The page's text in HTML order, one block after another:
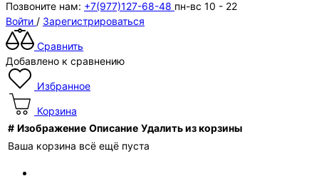
Позвоните нам: +7(977)127-68-48 пн-вс 10 - 22
Войти / Зарегистрироваться
Сравнить
Добавлено к сравнению
Избранное
Корзина
# Изображение Описание Удалить из корзины
Ваша корзина всё ещё пуста